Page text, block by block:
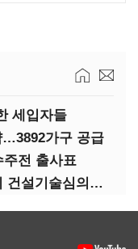
세입자들
…3892가구 공급
주전 출사표
이은형 건정연 연구위원, 수원시 건설기술심의위원 연임